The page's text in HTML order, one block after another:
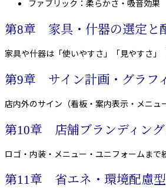
ファブリック：柔らかさ・吸音効果
第8章 家具・什器の選定と
家具や什器は「使いやすさ」「見やすさ」
第9章 サイン計画・グラフ
店内外のサイン（看板・案内表示・メニュ
第10章 店舗ブランディン
ロゴ・内装・メニュー・ユニフォームまで
第11章 省エネ・環境配慮